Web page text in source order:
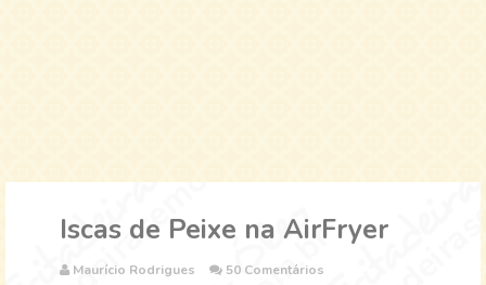
Iscas de Peixe na AirFryer
Maurício Rodrigues 50 Comentários